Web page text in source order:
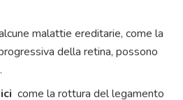
malattie ereditarie, come la
della retina, possono
come la rottura del legamento